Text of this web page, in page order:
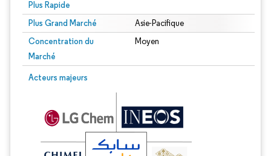
Plus Rapide
Plus Grand Marché Asie-Pacifique
Concentration du
Marché
Moyen
Acteurs majeurs
Image © Mordor Intelligence. La réutilisation nécessite une attribution sous CC